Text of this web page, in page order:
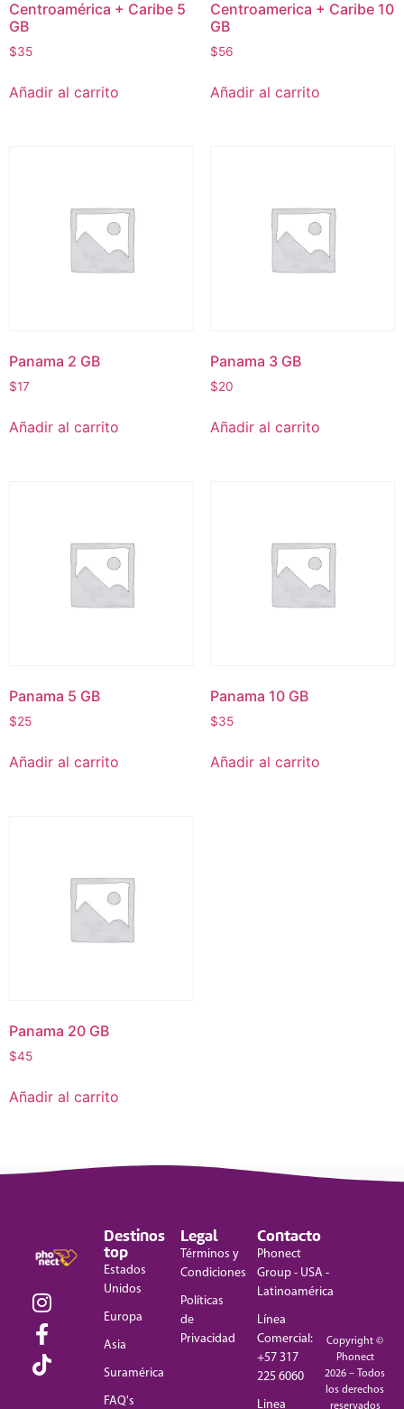
Centroamérica + Caribe 5
GB
$35
Añadir al carrito
Centroamerica + Caribe 10
GB
$56
Añadir al carrito
Panama 2 GB
$17
Añadir al carrito
Panama 3 GB
$20
Añadir al carrito
Panama 5 GB
$25
Añadir al carrito
Panama 10 GB
$35
Añadir al carrito
Panama 20 GB
$45
Añadir al carrito
Destinos
top
Estados
Unidos
Europa
Asia
Suramérica
FAQ's
Legal
Términos y
Condiciones
Políticas
de
Privacidad
Contacto
Phonect
Group - USA -
Latinoamérica
Línea
Comercial:
+57 317
225 6060
Linea
Copyright ©
Phonect
2026 – Todos
los derechos
reservados